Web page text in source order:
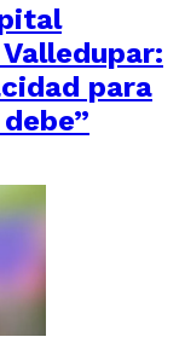
para